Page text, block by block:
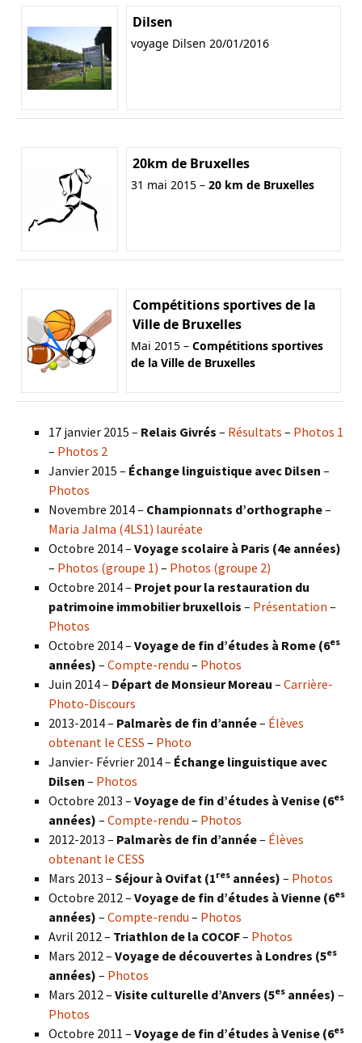
Dilsen
voyage Dilsen 20/01/2016
20km de Bruxelles
31 mai 2015 – 20 km de Bruxelles
Compétitions sportives de la
Ville de Bruxelles
Mai 2015 – Compétitions sportives
de la Ville de Bruxelles
17 janvier 2015 – Relais Givrés – Résultats – Photos 1
– Photos 2
Janvier 2015 – Échange linguistique avec Dilsen –
Photos
Novembre 2014 – Championnats d’orthographe–
Maria Jalma (4LS1) lauréate
Octobre 2014 – Voyage scolaire à Paris (4e années)
– Photos (groupe 1) – Photos (groupe 2)
Octobre 2014 – Projet pour la restauration du
patrimoine immobilier bruxellois – Présentation –
Photos
Octobre 2014 – Voyage de fin d’études à Rome (6es
années) – Compte-rendu – Photos
Juin 2014 – Départ de Monsieur Moreau – Carrière-
Photo-Discours
2013-2014 – Palmarès de fin d’année– Élèves
obtenant le CESS – Photo
Janvier- Février 2014 – Échange linguistique avec
Dilsen – Photos
Octobre 2013 – Voyage de fin d’études à Venise (6es
années) – Compte-rendu – Photos
2012-2013 – Palmarès de fin d’année– Élèves
obtenant le CESS
Mars 2013 – Séjour à Ovifat (1res années) – Photos
Octobre 2012 – Voyage de fin d’études à Vienne (6es
années) – Compte-rendu – Photos
Avril 2012 – Triathlon de la COCOF– Photos
Mars 2012 – Voyage de découvertes à Londres (5es
années) – Photos
Mars 2012 – Visite culturelle d’Anvers (5es années) –
Photos
Octobre 2011 – Voyage de fin d’études à Venise (6es